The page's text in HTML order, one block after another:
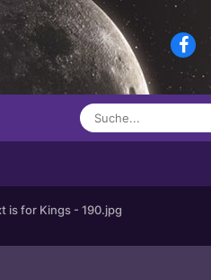
is for Kings - 190.jpg